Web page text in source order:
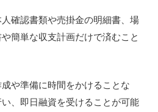
確認書類や売掛金の明細書、場
簡単な収支計画だけで済むこと
や準備に時間をかけることな
、即日融資を受けることが可能